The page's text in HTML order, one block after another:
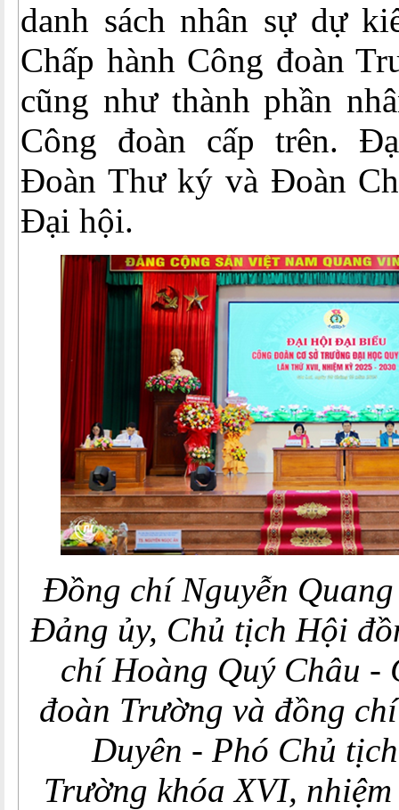
danh sách nhân sự dự
Chấp hành Công đoàn
cũng như thành phần
Công đoàn cấp trên.
Đoàn Thư ký và Đoàn
Đại hội.
Đồng chí Nguyễn
Đảng ủy, Chủ tịch Hội
chí Hoàng Quý Châu -
đoàn Trường và đồng
Duyên - Phó Chủ
Trường khóa XVI,